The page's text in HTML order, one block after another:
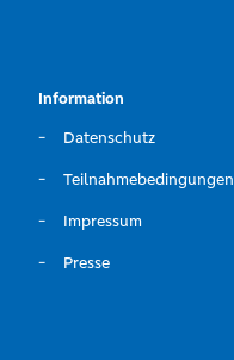
Information
Datenschutz
Teilnahmebedingungen
Impressum
Presse